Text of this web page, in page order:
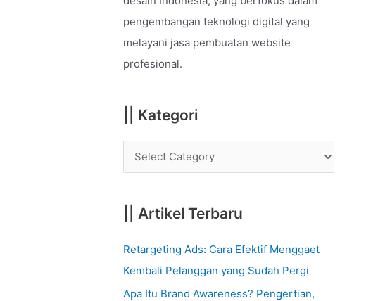
o
r
:
pengembangan teknologi digital yang
melayani jasa pembuatan website
profesional.
|| Kategori
|| Artikel Terbaru
Retargeting Ads: Cara Efektif Menggaet
Kembali Pelanggan yang Sudah Pergi
Apa Itu Brand Awareness? Pengertian,